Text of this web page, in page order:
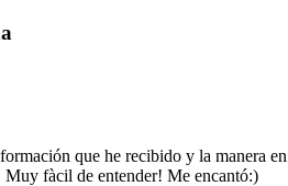
que he recibido y la manera en
Muy fàcil de entender! Me encantó:)